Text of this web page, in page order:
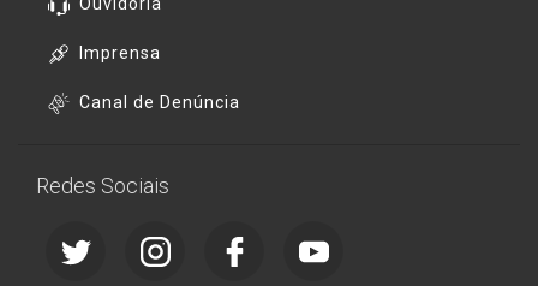
Imprensa
Canal de Denúncia
Redes Sociais